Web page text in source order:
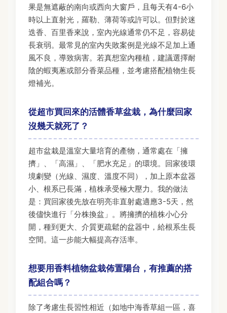
果是無遮蔽的南向或西向大窗戶，且每天有4-6小
時以上直射光，羅勒、薄荷等或許可以。但對於迷
迭香、百里香來說，室內光線通常仍不足，容易徒
長衰弱。最常見的室內失敗案例是光線不足加上通
風不良，導致病害。若真想室內種植，建議選擇耐
陰的蝦夷蔥或部分香菜品種，並考慮搭配植物生長
燈補光。
從超市買回來的活體香草盆栽，為什麼回家
沒幾天就死了？
超市盆栽是溫室大量培育的產物，通常處在「擁
擠」、「高濕」、「肥水充足」的環境。回家後環
境劇變（光線、濕度、溫度不同），加上原本盆器
小、根系已長滿，植株承受極大壓力。我的做法
是：買回家後先放在明亮非直射處適應3-5天，然
後儘快進行「分株換盆」。將擁擠的植株小心分
開，種到更大、介質更疏鬆的盆器中，給根系生長
空間。這一步能大幅提高存活率。
想要用香料植物盆栽佈置陽台，有推薦的搭
配組合嗎？
除了考慮生長習性相近（如地中海香草組一區，喜